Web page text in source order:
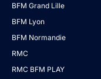
BFM Grand Lille
BFM Lyon
BFM Normandie
RMC
RMC BFM PLAY